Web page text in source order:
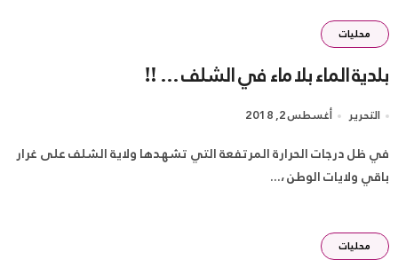
محليات
بلدية الماء بلا ماء في الشلف … ‼
التحرير أغسطس 2, 2018
في ظل درجات الحرارة المرتفعة التي تشهدها ولاية الشلف على غرار
باقي ولايات الوطن ،...
محليات